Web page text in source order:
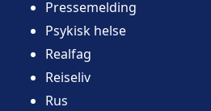
Pressemelding
Psykisk helse
Realfag
Reiseliv
Rus